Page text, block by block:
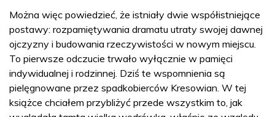
Można więc powiedzieć, że istniały dwie współistniejące
postawy: rozpamiętywania dramatu utraty swojej dawnej
ojczyzny i budowania rzeczywistości w nowym miejscu.
To pierwsze odczucie trwało wyłącznie w pamięci
indywidualnej i rodzinnej. Dziś te wspomnienia są
pielęgnowane przez spadkobierców Kresowian. W tej
książce chciałem przybliżyć przede wszystkim to, jak